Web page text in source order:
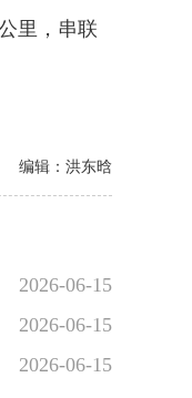
里，串联
编辑：洪东晗
2026-06-15
2026-06-15
2026-06-15